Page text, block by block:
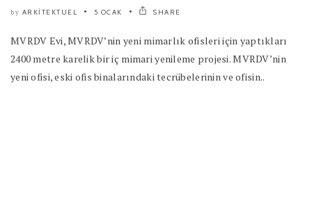
by ARKITEKTUEL 5 OCAK SHARE
MVRDV Evi, MVRDV’nin yeni mimarlık ofisleri için yaptıkları
2400 metre karelik bir iç mimari yenileme projesi. MVRDV’nin
yeni ofisi, eski ofis binalarındaki tecrübelerinin ve ofisin..